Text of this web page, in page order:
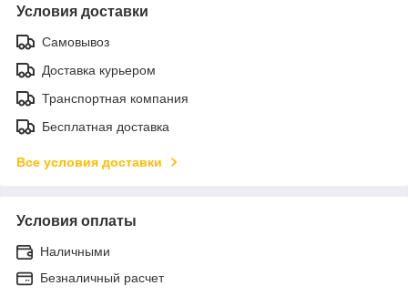
Условия доставки
Самовывоз
Доставка курьером
Транспортная компания
Бесплатная доставка
Все условия доставки
Условия оплаты
Наличными
Безналичный расчет